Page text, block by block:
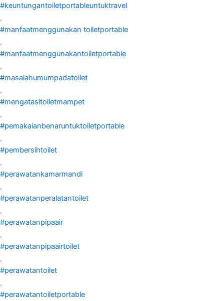
#keuntungantoiletportableuntuktravel
,
#manfaatmenggunakan toiletportable
,
#manfaatmenggunakantoiletportable
,
#masalahumumpadatoilet
,
#mengatasitoiletmampet
,
#pemakaianbenaruntuktoiletportable
,
#pembersihtoilet
,
#perawatankamarmandi
,
#perawatanperalatantoilet
,
#perawatanpipaair
,
#perawatanpipaairtoilet
,
#perawatantoilet
,
#perawatantoiletportable